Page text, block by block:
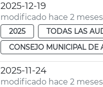
2025-12-19
modificado hace 2 meses
2025 TODAS LAS
CONSEJO MUNICIPAL DE
2025-11-24
modificado hace 2 meses